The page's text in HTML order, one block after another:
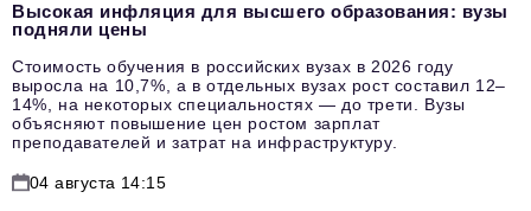
Высокая инфляция для высшего образования: вузы
подняли цены
Стоимость обучения в российских вузах в 2026 году
выросла на 10,7%, а в отдельных вузах рост составил 12–
14%, на некоторых специальностях — до трети. Вузы
объясняют повышение цен ростом зарплат
преподавателей и затрат на инфраструктуру.
04 августа 14:15